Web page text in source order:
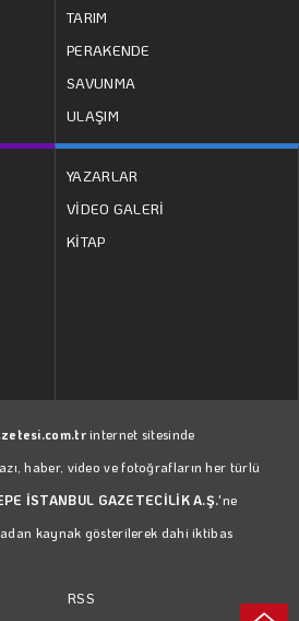
TARIM
PERAKENDE
SAVUNMA
ULAŞIM
YAZARLAR
VİDEO GALERİ
KİTAP
internet sitesinde
haber, video ve fotoğrafların her türlü
İSTANBUL GAZETECİLİK A.Ş.'ne
kaynak gösterilerek dahi iktibas
RSS